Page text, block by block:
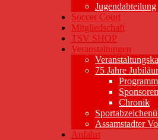
Jugendabteilung
Soccer Court
Mitgliedschaft
TSV SHOP
Veranstaltungen
75 Jahre
Programm
Sponsoren
Chronik
Assamstadter
Anfahrt